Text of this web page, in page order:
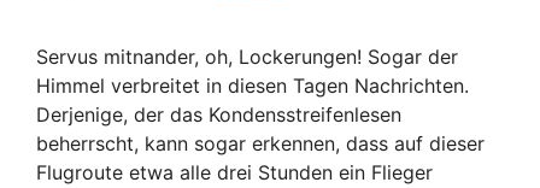
Servus mitnander, oh, Lockerungen! Sogar der
Himmel verbreitet in diesen Tagen Nachrichten.
Derjenige, der das Kondensstreifenlesen
beherrscht, kann sogar erkennen, dass auf dieser
Flugroute etwa alle drei Stunden ein Flieger